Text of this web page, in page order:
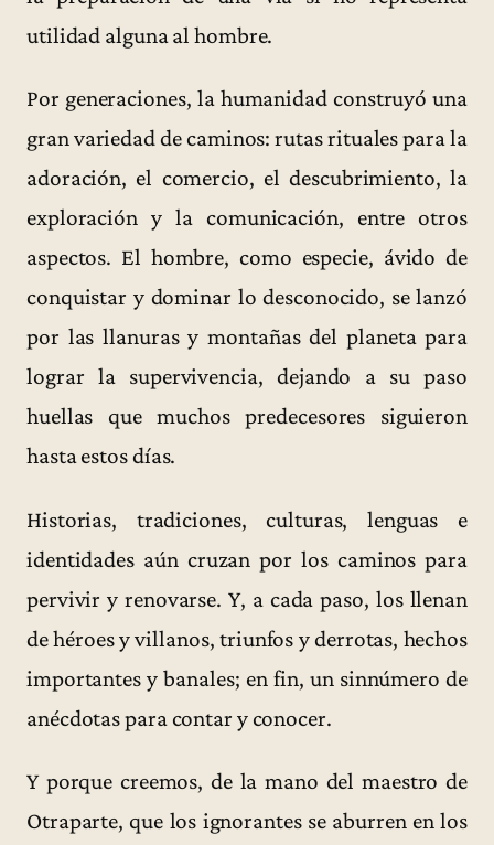
utilidad alguna al hombre.
Por generaciones, la humanidad construyó una
gran variedad de caminos: rutas rituales para la
adoración, el comercio, el descubrimiento, la
exploración y la comunicación, entre otros
aspectos. El hombre, como especie, ávido de
conquistar y dominar lo desconocido, se lanzó
por las llanuras y montañas del planeta para
lograr la supervivencia, dejando a su paso
huellas que muchos predecesores siguieron
hasta estos días.
Historias, tradiciones, culturas, lenguas e
identidades aún cruzan por los caminos para
pervivir y renovarse. Y, a cada paso, los llenan
de héroes y villanos, triunfos y derrotas, hechos
importantes y banales; en fin, un sinnúmero de
anécdotas para contar y conocer.
Y porque creemos, de la mano del maestro de
Otraparte, que los ignorantes se aburren en los